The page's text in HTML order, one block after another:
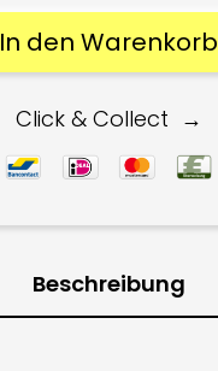
In den Warenkorb
Click & Collect
Beschreibung